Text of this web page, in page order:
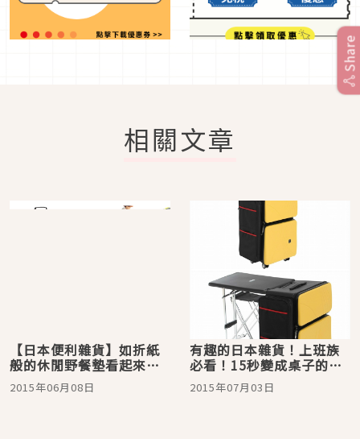
相關文章
【日本便利雜貨】如折紙
般的休閒野餐墊看起來超
便利！ 折起來是野餐袋，
展開變野餐墊
2015年06月08日
有趣的日本雜貨！上班族
必看！15秒變成桌子的
「遊牧者行李箱」
2015年07月03日
Share